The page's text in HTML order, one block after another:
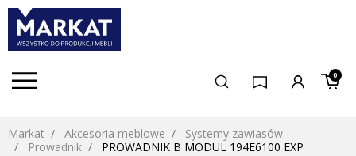
0
Markat Akcesoria meblowe
Systemy zawiasów
Prowadnik
PROWADNIK B MODUL 194E6100 EXP